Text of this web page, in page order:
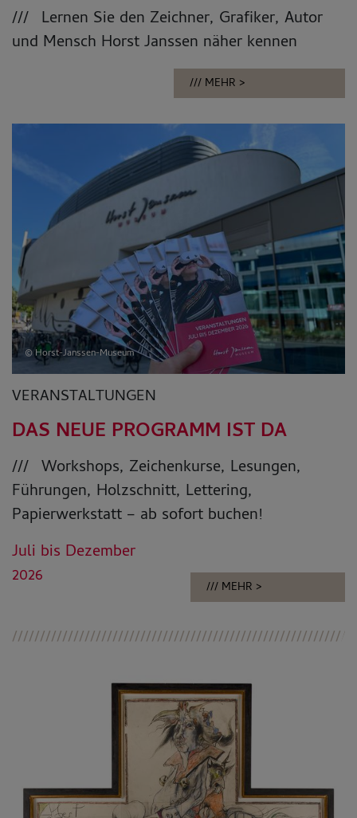
Lernen Sie den Zeichner, Grafiker, Autor
und Mensch Horst Janssen näher kennen
MEHR
© Horst-Janssen-Museum
VERANSTALTUNGEN
DAS NEUE PROGRAMM IST DA
Workshops, Zeichenkurse, Lesungen,
Führungen, Holzschnitt, Lettering,
Papierwerkstatt – ab sofort buchen!
Juli bis Dezember
2026
MEHR